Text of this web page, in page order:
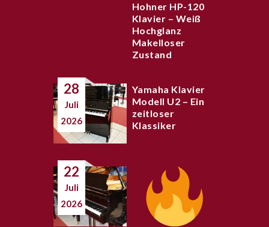
Hohner HP-120
Klavier – Weiß
Hochglanz
Makelloser
Zustand
28
Juli
2026
Yamaha Klavier
Modell U2 – Ein
zeitloser
Klassiker
22
Juli
2026